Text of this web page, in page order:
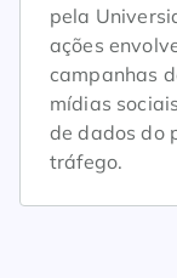
pela
ações
campanhas
mídias
de dados do
tráfego.